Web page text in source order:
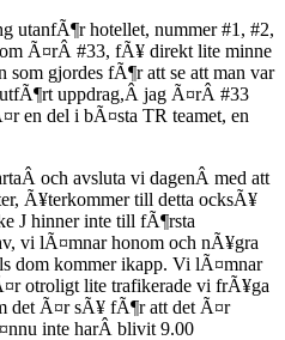
utanfÃ¶r hotellet, nummer #1, #2,
Ã¤rÂ #33, fÃ¥ direkt lite minne
gjordes fÃ¶r att se att man var
uppdrag,Â jag Ã¤rÂ #33
en del i bÃ¤sta TR teamet, en
och avsluta vi dagenÂ med att
Ã¥terkommer till detta ocksÃ¥
J hinner inte till fÃ¶rsta
vi lÃ¤mnar honom och nÃ¥gra
dom kommer ikapp. Vi lÃ¤mnar
otroligt lite trafikerade vi frÃ¥ga
det Ã¤r sÃ¥ fÃ¶r att det Ã¤r
inte harÂ blivit 9.00